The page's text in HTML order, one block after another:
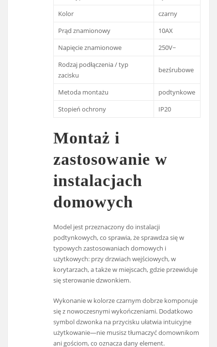
Kolor
czarny
Prąd znamionowy
10AX
Napięcie znamionowe
250V~
Rodzaj podłączenia / typ
zacisku
bezśrubowe
Metoda montażu
podtynkowe
Stopień ochrony
IP20
Montaż i
zastosowanie w
instalacjach
domowych
Model jest przeznaczony do instalacji
podtynkowych, co sprawia, że sprawdza się w
typowych zastosowaniach domowych i
użytkowych: przy drzwiach wejściowych, w
korytarzach, a także w miejscach, gdzie przewiduje
się sterowanie dzwonkiem.
Wykonanie w kolorze czarnym dobrze komponuje
się z nowoczesnymi wykończeniami. Dodatkowo
symbol dzwonka na przycisku ułatwia intuicyjne
użytkowanie—nie musisz tłumaczyć domownikom
ani gościom, co oznacza dany element.